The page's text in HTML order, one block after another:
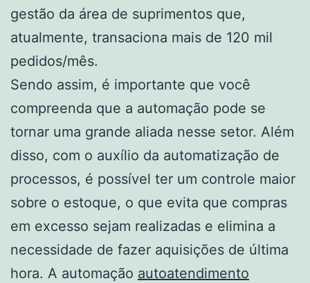
gestão da área de suprimentos que,
atualmente, transaciona mais de 120 mil
pedidos/mês.
Sendo assim, é importante que você
compreenda que a automação pode se
tornar uma grande aliada nesse setor. Além
disso, com o auxílio da automatização de
processos, é possível ter um controle maior
sobre o estoque, o que evita que compras
em excesso sejam realizadas e elimina a
necessidade de fazer aquisições de última
hora. A automação autoatendimento